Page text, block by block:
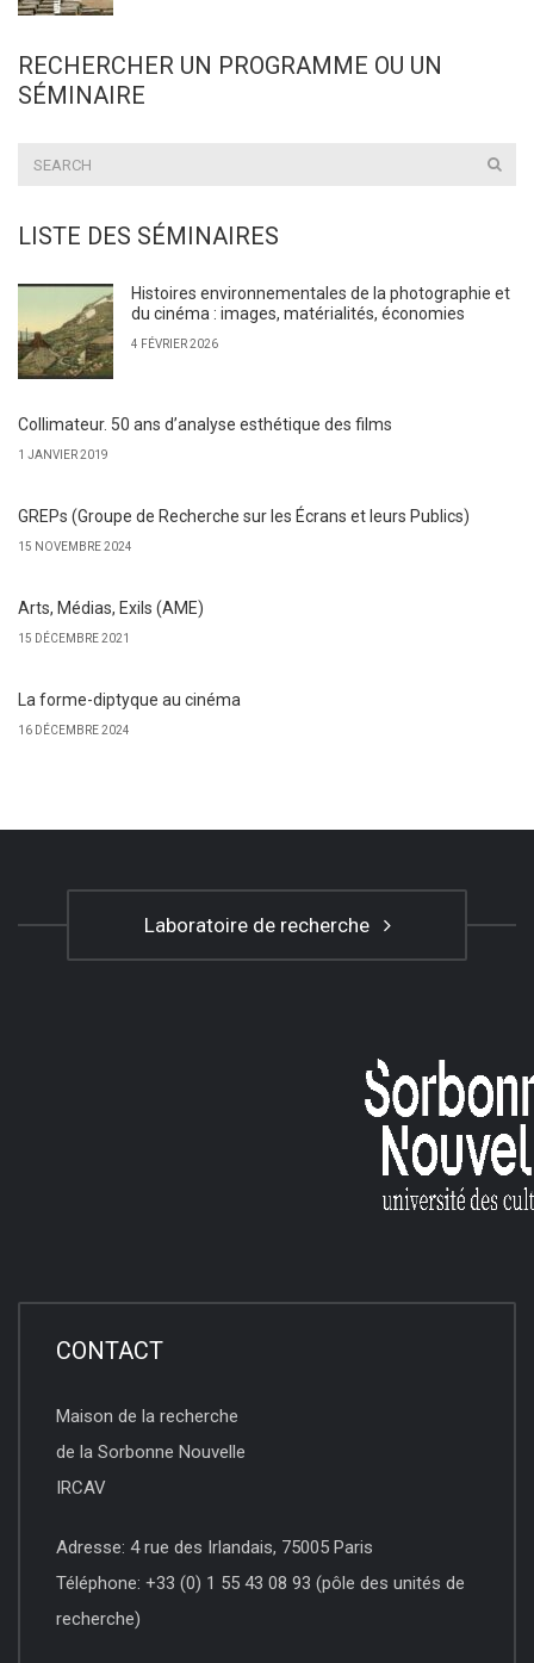
RECHERCHER UN PROGRAMME OU UN
SÉMINAIRE
LISTE DES SÉMINAIRES
Histoires environnementales de la photographie et
du cinéma : images, matérialités, économies
4 FÉVRIER 2026
Collimateur. 50 ans d’analyse esthétique des films
1 JANVIER 2019
GREPs (Groupe de Recherche sur les Écrans et leurs Publics)
15 NOVEMBRE 2024
Arts, Médias, Exils (AME)
15 DÉCEMBRE 2021
La forme-diptyque au cinéma
16 DÉCEMBRE 2024
Laboratoire de recherche
CONTACT
Maison de la recherche
de la Sorbonne Nouvelle
IRCAV
Adresse: 4 rue des Irlandais, 75005 Paris
Téléphone: +33 (0) 1 55 43 08 93 (pôle des unités de
recherche)